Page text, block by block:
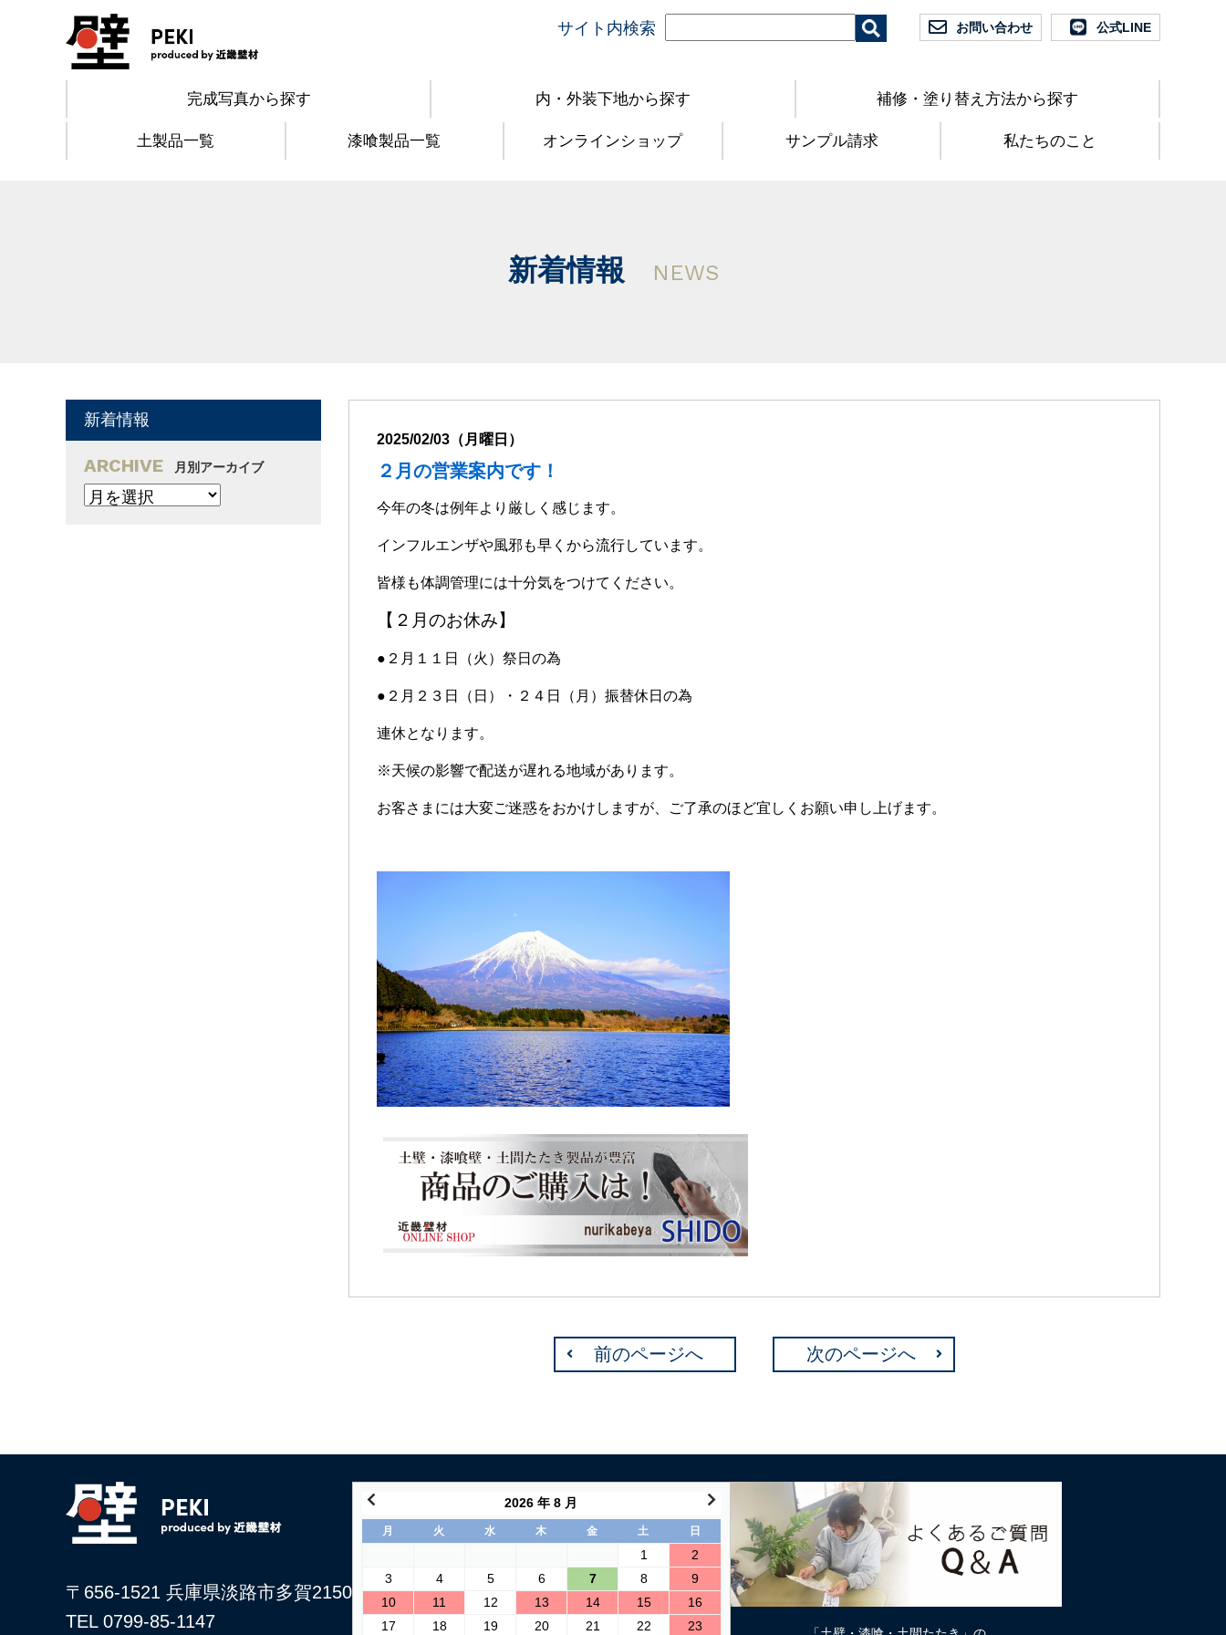
サイト内検索 お問い合わせ 公式LINE
完成写真から探す 内・外装下地から探す 補修・塗り替え方法から探す
土製品一覧 漆喰製品一覧 オンラインショップ サンプル請求 私たちのこと
新着情報 NEWS
2025/02/03（月曜日）
２月の営業案内です！
今年の冬は例年より厳しく感じます。
インフルエンザや風邪も早くから流行しています。
皆様も体調管理には十分気をつけてください。
【２月のお休み】
●２月１１日（火）祭日の為
●２月２３日（日）・２４日（月）振替休日の為
連休となります。
※天候の影響で配送が遅れる地域があります。
お客さまには大変ご迷惑をおかけしますが、ご了承のほど宜しくお願い申し上げます。
前のページへ 次のページへ
新着情報
ARCHIVE 月別アーカイブ
〒656-1521 兵庫県淡路市多賀2150
TEL 0799-85-1147
2026 年 8 月
月 火 水 木 金 土 日
1
2
3
4 5 6 7 8
9
10
11 12 13 14 15
16
17
18 19 20 21 22 23